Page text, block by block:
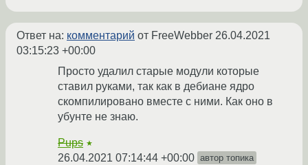
Ответ на: комментарий от FreeWebber 26.04.2021
03:15:23 +00:00
Просто удалил старые модули которые
ставил руками, так как в дебиане ядро
скомпилировано вместе с ними. Как оно в
убунте не знаю.
Pups ★
26.04.2021 07:14:44 +00:00 автор топика